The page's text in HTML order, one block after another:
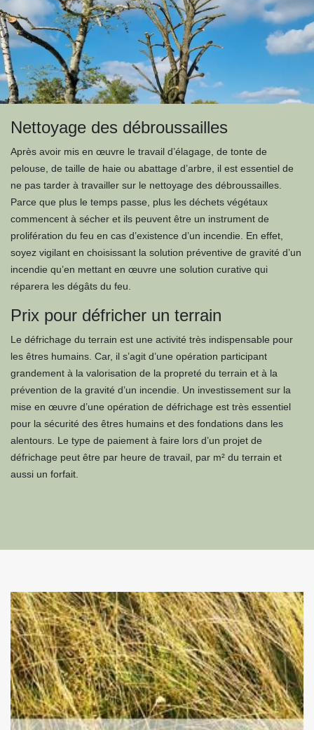
Nettoyage des débroussailles
Après avoir mis en œuvre le travail d’élagage, de tonte de
pelouse, de taille de haie ou abattage d’arbre, il est essentiel de
ne pas tarder à travailler sur le nettoyage des débroussailles.
Parce que plus le temps passe, plus les déchets végétaux
commencent à sécher et ils peuvent être un instrument de
prolifération du feu en cas d’existence d’un incendie. En effet,
soyez vigilant en choisissant la solution préventive de gravité d’un
incendie qu’en mettant en œuvre une solution curative qui
réparera les dégâts du feu.
Prix pour défricher un terrain
Le défrichage du terrain est une activité très indispensable pour
les êtres humains. Car, il s’agit d’une opération participant
grandement à la valorisation de la propreté du terrain et à la
prévention de la gravité d’un incendie. Un investissement sur la
mise en œuvre d’une opération de défrichage est très essentiel
pour la sécurité des êtres humains et des fondations dans les
alentours. Le type de paiement à faire lors d’un projet de
défrichage peut être par heure de travail, par m² du terrain et
aussi un forfait.